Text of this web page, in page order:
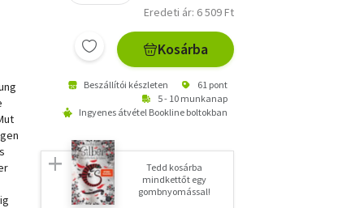
Eredeti ár: 6 509 Ft
Kosárba
Beszállítói készleten
61 pont
5 - 10 munkanap
Ingyenes átvétel Bookline boltokban
Tedd kosárba
mindkettőt egy
gombnyomással!